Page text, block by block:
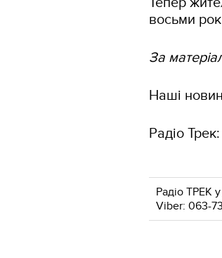
восьми
За
Наші
Радіо
Радіо ТРЕК у
Viber: 063-